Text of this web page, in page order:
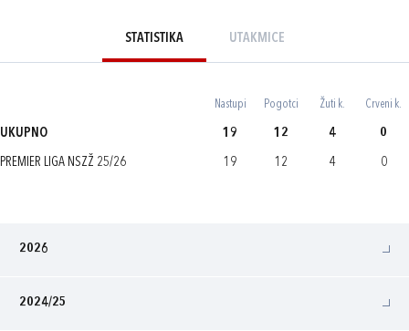
STATISTIKA UTAKMICE
Nastupi Pogotci Žuti k. Crveni k.
UKUPNO 19 12 4 0
PREMIER LIGA NSZŽ 25/26 19 12 4 0
2026
2024/25